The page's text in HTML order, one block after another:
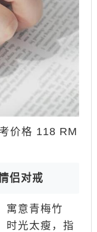
价格 118 RM
侣对戒
意青梅竹
时光太瘦，指